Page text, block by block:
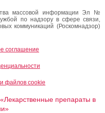
массовой информации Эл №
по надзору в сфере связи,
коммуникаций (Роскомнадзор)
соглашение
файлов cookie
препараты в